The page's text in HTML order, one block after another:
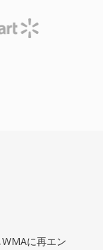
深い統合
にとって
イブラリ
以外のデ
的に互換
メディアラ
に再エン